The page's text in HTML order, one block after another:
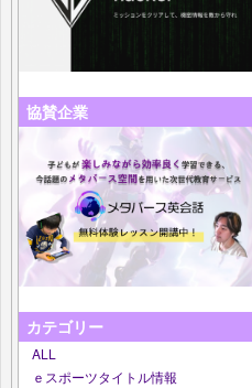
協賛企業
カテゴリー
ALL
ｅスポーツタイトル情報